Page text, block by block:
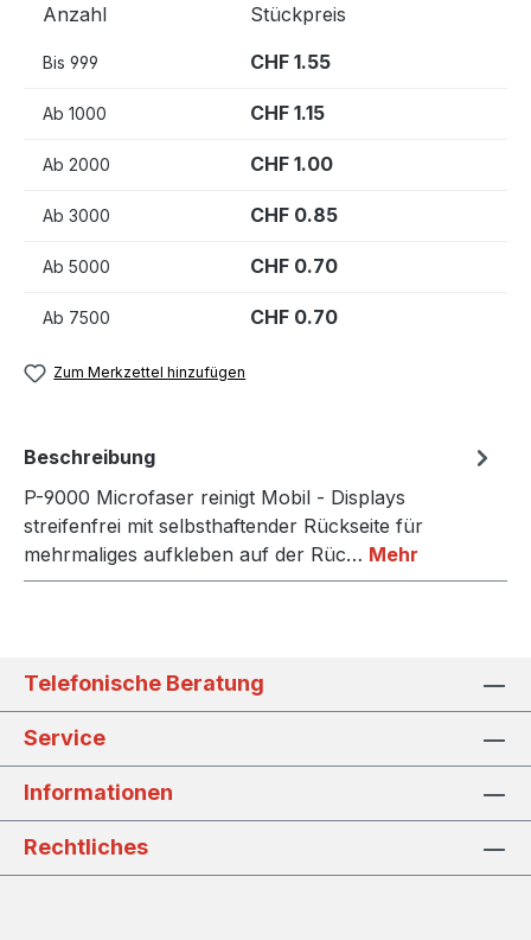
Anzahl Stückpreis
Bis 999 CHF 1.55
Ab 1000 CHF 1.15
Ab 2000 CHF 1.00
Ab 3000 CHF 0.85
Ab 5000 CHF 0.70
Ab 7500 CHF 0.70
Zum Merkzettel hinzufügen
Beschreibung
P-9000 Microfaser reinigt Mobil - Displays
streifenfrei mit selbsthaftender Rückseite für
mehrmaliges aufkleben auf der Rüc… Mehr
Telefonische Beratung
Service
Informationen
Rechtliches